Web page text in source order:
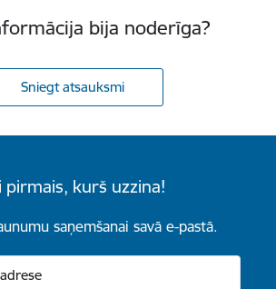
bija noderīga?
Sniegt atsauksmi
pirmais, kurš uzzina!
saņemšanai savā e-pastā.